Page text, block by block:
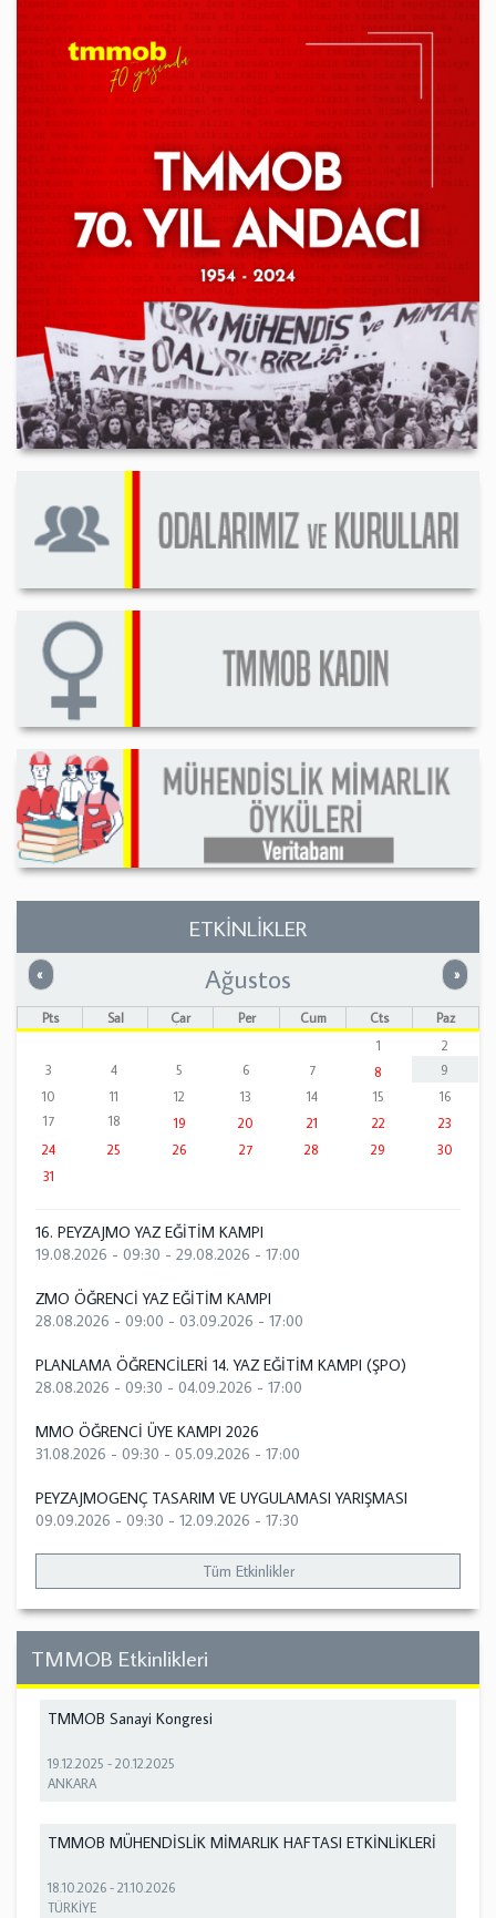
ETKİNLİKLER
« Önceki »
Ağustos
Pts Sal Çar Per Cum Cts
Paz
1
2
3
4 5 6 7 8
9
10
11 12 13 14 15
16
17
18 19 20 21 22
23
24
25 26 27 28 29
30
31
16. PEYZAJMO YAZ EĞİTİM KAMPI
19.08.2026 - 09:30 - 29.08.2026 - 17:00
ZMO ÖĞRENCİ YAZ EĞİTİM KAMPI
28.08.2026 - 09:00 - 03.09.2026 - 17:00
PLANLAMA ÖĞRENCİLERİ 14. YAZ EĞİTİM KAMPI (ŞPO)
28.08.2026 - 09:30 - 04.09.2026 - 17:00
MMO ÖĞRENCİ ÜYE KAMPI 2026
31.08.2026 - 09:30 - 05.09.2026 - 17:00
PEYZAJMOGENÇ TASARIM VE UYGULAMASI YARIŞMASI
09.09.2026 - 09:30 - 12.09.2026 - 17:30
Tüm Etkinlikler
TMMOB Etkinlikleri
TMMOB Sanayi Kongresi
19.12.2025 -20.12.2025
ANKARA
TMMOB MÜHENDİSLİK MİMARLIK HAFTASI ETKİNLİKLERİ
18.10.2026 -21.10.2026
TÜRKİYE